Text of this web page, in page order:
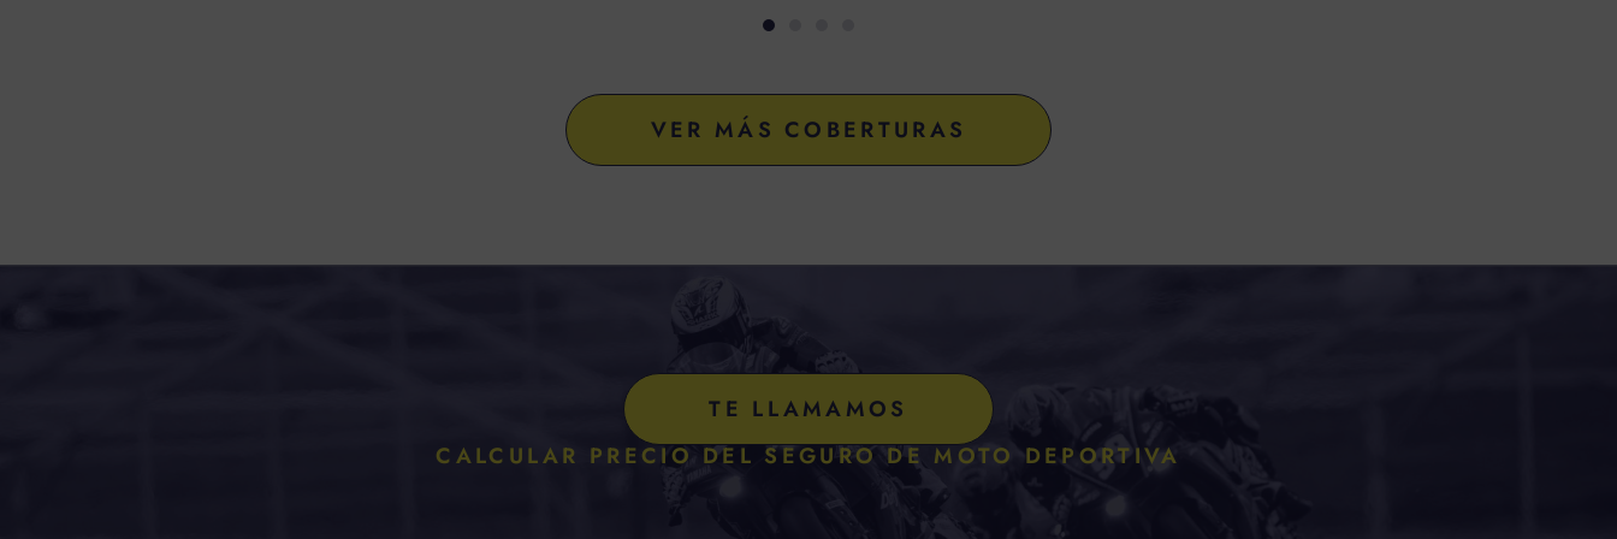
VER MÁS COBERTURAS
TE LLAMAMOS
CALCULAR PRECIO DEL SEGURO DE MOTO DEPORTIVA